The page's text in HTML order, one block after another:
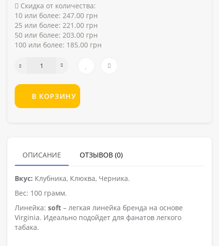
Скидка от количества:
10 или более: 247.00 грн
25 или более: 221.00 грн
50 или более: 203.00 грн
100 или более: 185.00 грн
В КОРЗИНУ
ОПИСАНИЕ ОТЗЫВОВ (0)
Вкус: Клубника, Клюква, Черника.
Вес: 100 грамм.
Линейка: soft – легкая линейка бренда на основе
Virginia. Идеально подойдет для фанатов легкого
табака.